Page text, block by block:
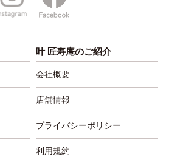
叶 匠寿庵のご紹介
会社概要
店舗情報
プライバシーポリシー
利用規約